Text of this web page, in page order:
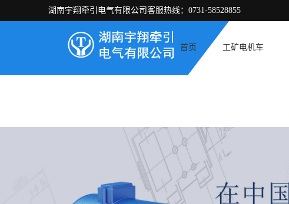
湖南宇翔牵引电气有限公司客服热线：0731-58528855
首页 工矿电机车